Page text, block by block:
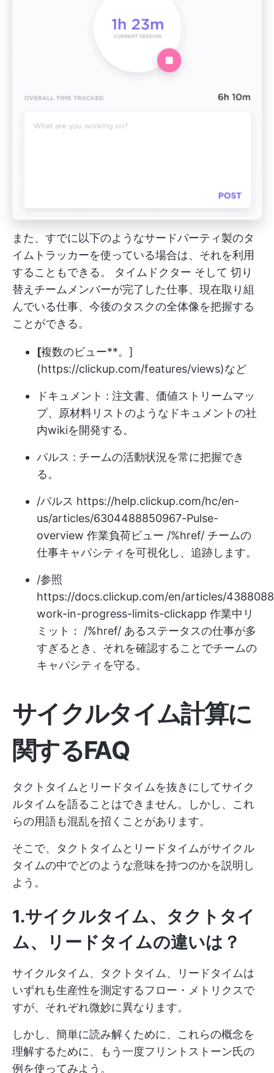
また、すでに以下のようなサードパーティ製のタ
イムトラッカーを使っている場合は、それを利用
することもできる。 タイムドクター そして 切り
替え チームメンバーが完了した仕事、現在取り組
んでいる仕事、今後のタスクの全体像を把握する
ことができる。
[複数のビュー**。]
(https://clickup.com/features/views)など
ドキュメント : 注文書、価値ストリームマッ
プ、原材料リストのようなドキュメントの社
内wikiを開発する。
パルス : チームの活動状況を常に把握でき
る。
/パルス https://help.clickup.com/hc/en-
us/articles/6304488850967-Pulse-
overview 作業負荷ビュー /%href/ チームの
仕事キャパシティを可視化し、追跡します。
/参照
https://docs.clickup.com/en/articles/
work-in-progress-limits-clickapp 作業中リ
ミット： /%href/ あるステータスの仕事が多
すぎるとき、それを確認することでチームの
キャパシティを守る。
サイクルタイム計算に
関するFAQ
タクトタイムとリードタイムを抜きにしてサイク
ルタイムを語ることはできません。しかし、これ
らの用語も混乱を招くことがあります。
そこで、タクトタイムとリードタイムがサイクル
タイムの中でどのような意味を持つのかを説明し
よう。
1.サイクルタイム、タクトタイ
ム、リードタイムの違いは？
サイクルタイム、タクトタイム、リードタイムは
いずれも生産性を測定するフロー・メトリクスで
すが、それぞれ微妙に異なります。
しかし、簡単に読み解くために、これらの概念を
理解するために、もう一度フリントストーン氏の
例を使ってみよう。